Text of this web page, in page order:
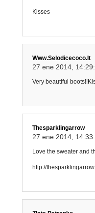
Kisses
Www.selodicecoco.it
27 ene 2014,
Very beautiful
Thesparklingarrow
27 ene 2014,
Love the sweater and
http://